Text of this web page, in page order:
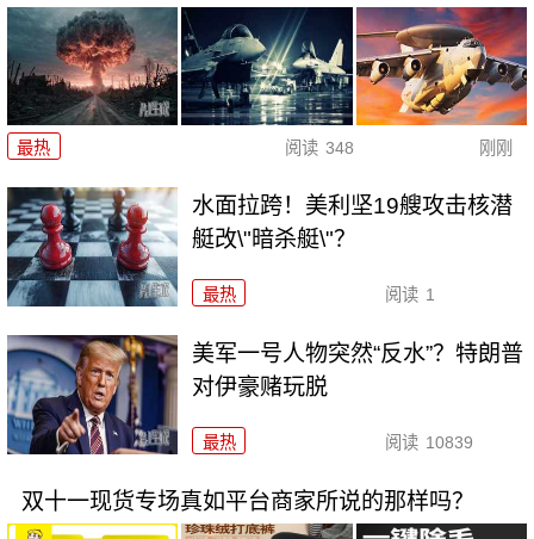
最热 阅读 348 刚刚
水面拉跨！美利坚19艘攻击核潜
艇改\"暗杀艇\"？
最热 阅读 1
美军一号人物突然“反水”？特朗普
对伊豪赌玩脱
最热 阅读 10839
双十一现货专场真如平台商家所说的那样吗？